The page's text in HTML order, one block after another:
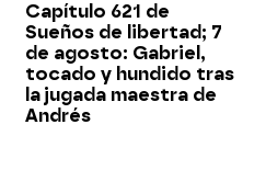
Capítulo 621 de
Sueños de libertad; 7
de agosto: Gabriel,
tocado y hundido tras
la jugada maestra de
Andrés